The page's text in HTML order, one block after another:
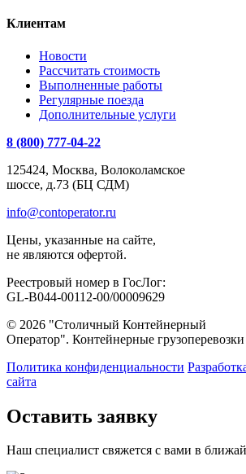
Клиентам
Новости
Рассчитать стоимость
Выполненные работы
Регулярные поезда
Дополнительные услуги
8 (800) 777-04-22
125424, Москва, Волоколамское
шоссе, д.73 (БЦ СДМ)
info@contoperator.ru
Цены, указанные на сайте,
не являются офертой.
Реестровый номер в ГосЛог:
GL-B044-00112-00/00009629
© 2026 "Столичный Контейнерный
Оператор". Контейнерные грузоперевозки
Политика конфиденциальности
сайта
Оставить заявку
Наш специалист свяжется с вами в